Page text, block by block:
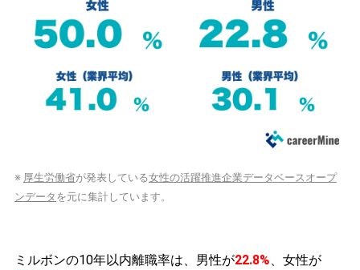
※ 厚生労働省が発表している女性の活躍推進企業データベースオープ
ンデータ を元に集計しています。
ミルボンの10年以内離職率は、男性が22.8%、女性が